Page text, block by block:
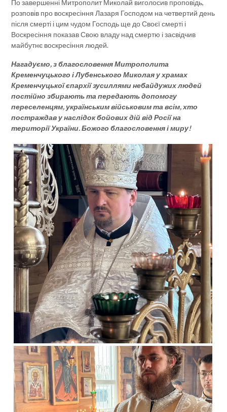
По завершенні Митрополит Миколай виголосив проповідь,
розповів про воскресіння Лазаря Господом на четвертий день
після смерті і цим чудом Господь ще до Своєї смерті і
Воскресіння показав Свою владу над смертю і засвідчив
майбутнє воскресіння людей.
Нагадуємо, з благословення Митрополита
Кременчуцького і Лубенського Миколая у храмах
Кременчуцької єпархії зусиллями небайдужих людей
постійно збирають та передають допомогу
переселенцям, українським військовим та всім, хто
постраждав у наслідок бойових дій від Росії на
території України. Божого благословення і миру!